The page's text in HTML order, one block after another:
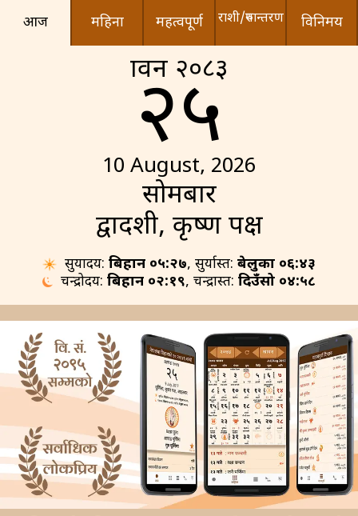
आज महिना महत्वपूर्ण राशी/रुपान्तरण विनिमय
श्रावन २०८३
२५
10 August, 2026
सोमबार
द्वादशी, कृष्ण पक्ष
सुर्योदय: बिहान ०५:२७, सुर्यास्त: बेलुका ०६:४३
चन्द्रोदय:बिहान ०२:१९, चन्द्रास्त:दिउँसो ०४:५८